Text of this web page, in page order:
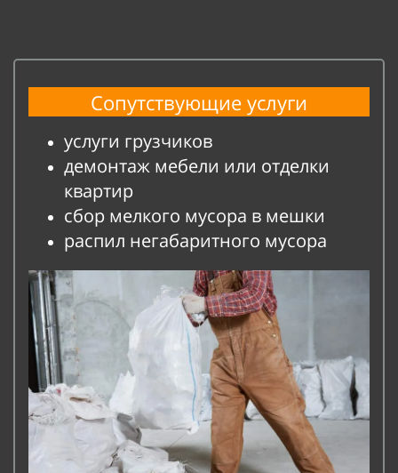
Сопутствующие услуги
услуги грузчиков
демонтаж мебели или отделки
квартир
сбор мелкого мусора в мешки
распил негабаритного мусора